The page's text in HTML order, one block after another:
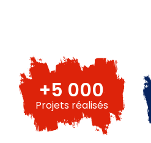
Projets réalisés
+5 000